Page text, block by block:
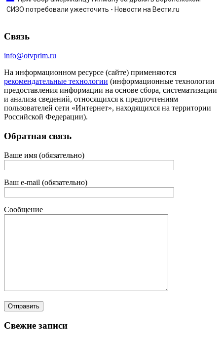
СИЗО потребовали ужесточить - Новости на Вести.ru
Связь
info@otvprim.ru
На информационном ресурсе (сайте) применяются
рекомендательные технологии (информационные технологии
предоставления информации на основе сбора, систематизации
и анализа сведений, относящихся к предпочтениям
пользователей сети «Интернет», находящихся на территории
Российской Федерации).
Обратная связь
Ваше имя (обязательно)
Ваш e-mail (обязательно)
Сообщение
Свежие записи